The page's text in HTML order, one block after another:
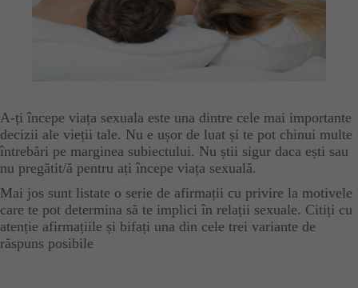
A-ți începe viața sexuala este una dintre cele mai importante
decizii ale vieții tale. Nu e ușor de luat și te pot chinui multe
întrebări pe marginea subiectului. Nu știi sigur daca ești sau
nu pregătit/ă pentru ați începe viața sexuală.
Mai jos sunt listate o serie de afirmații cu privire la motivele
care te pot determina să te implici în relații sexuale. Citiți cu
atenție afirmațiile și bifați una din cele trei variante de
răspuns posibile